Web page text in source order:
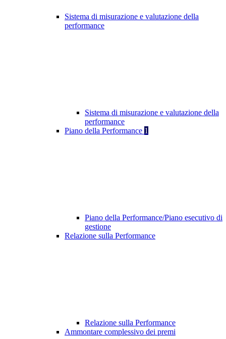
Sistema di misurazione e valutazione della
performance
Sistema di misurazione e valutazione della
performance
Piano della Performance 1
Piano della Performance/Piano esecutivo di
gestione
Relazione sulla Performance
Relazione sulla Performance
Ammontare complessivo dei premi